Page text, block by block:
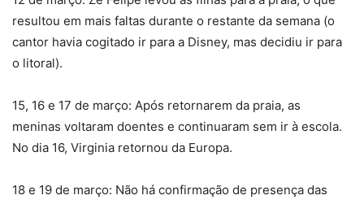
resultou em mais faltas durante o restante da semana (o
cantor havia cogitado ir para a Disney, mas decidiu ir para
o litoral).
15, 16 e 17 de março: Após retornarem da praia, as
meninas voltaram doentes e continuaram sem ir à escola.
No dia 16, Virginia retornou da Europa.
18 e 19 de março: Não há confirmação de presença das